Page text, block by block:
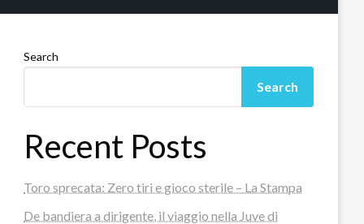
Search
Search
Recent Posts
Toro sprecata: Zero tiri e gioco sterile – La Stampa
De bandiera a dirigente, il viaggio nella Juve di